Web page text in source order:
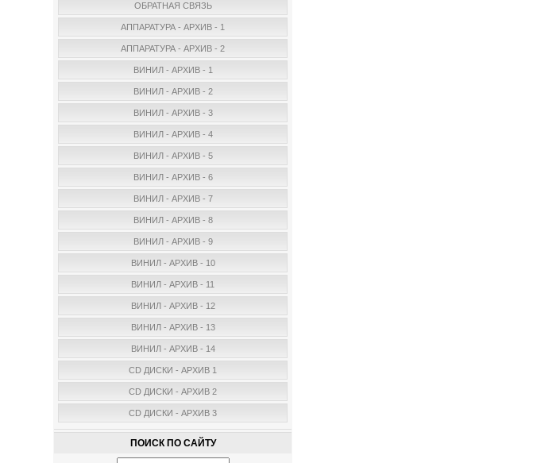
ОБРАТНАЯ СВЯЗЬ
АППАРАТУРА - АРХИВ - 1
АППАРАТУРА - АРХИВ - 2
ВИНИЛ - АРХИВ - 1
ВИНИЛ - АРХИВ - 2
ВИНИЛ - АРХИВ - 3
ВИНИЛ - АРХИВ - 4
ВИНИЛ - АРХИВ - 5
ВИНИЛ - АРХИВ - 6
ВИНИЛ - АРХИВ - 7
ВИНИЛ - АРХИВ - 8
ВИНИЛ - АРХИВ - 9
ВИНИЛ - АРХИВ - 10
ВИНИЛ - АРХИВ - 11
ВИНИЛ - АРХИВ - 12
ВИНИЛ - АРХИВ - 13
ВИНИЛ - АРХИВ - 14
CD ДИСКИ - АРХИВ 1
CD ДИСКИ - АРХИВ 2
CD ДИСКИ - АРХИВ 3
ПОИСК ПО САЙТУ